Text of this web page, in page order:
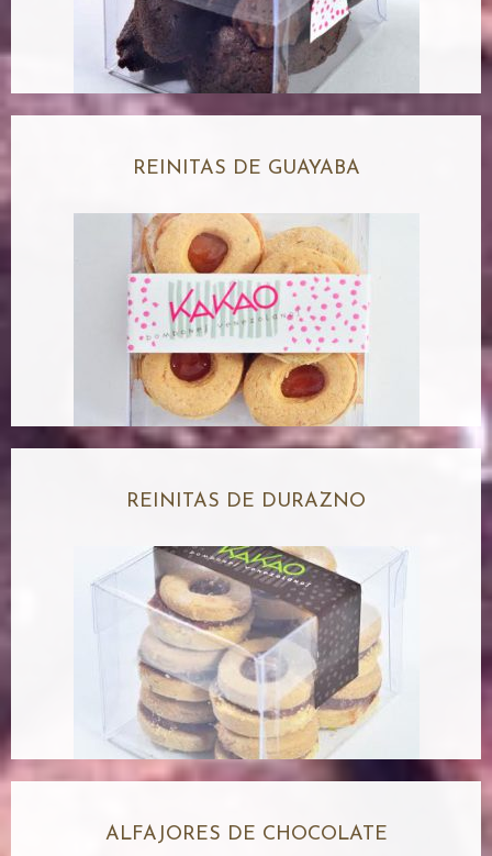
REINITAS DE GUAYABA
REINITAS DE DURAZNO
ALFAJORES DE CHOCOLATE